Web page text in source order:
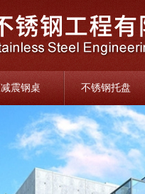
减震钢桌 不锈钢托盘